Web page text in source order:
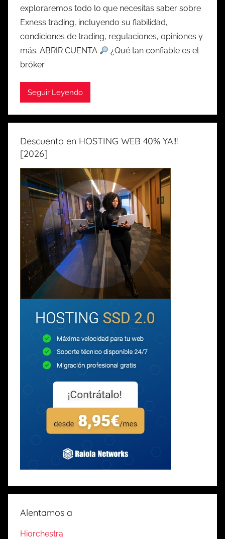
exploraremos todo lo que necesitas saber sobre
Exness trading, incluyendo su fiabilidad,
condiciones de trading, regulaciones, opiniones y
más. ABRIR CUENTA
¿Qué tan confiable es el
bróker
Seguir Leyendo
Descuento en HOSTING WEB 40% YA!!!
[2026]
Alentamos a
Hiorchestra